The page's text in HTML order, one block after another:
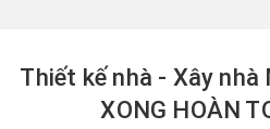
Thiết kế nhà - Xây nhà
XONG HOÀN